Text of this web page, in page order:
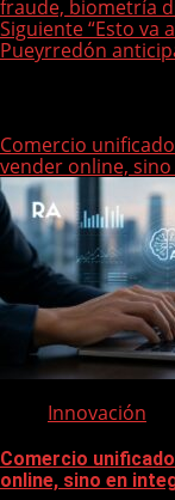
s
t
a
v
i
g
t
fraude, biometría
Siguiente“Esto va
Pueyrredón
Comercio
vender online,
Innovación
Comercio
online, sino en